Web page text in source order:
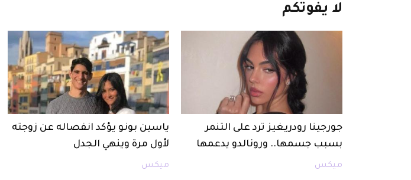
لا يفوتكم
جورجينا رودريغيز ترد على التنمر
بسبب جسمها.. ورونالدو يدعمها
ميكس
ياسين بونو يؤكد انفصاله عن زوجته
لأول مرة وينهي الجدل
ميكس